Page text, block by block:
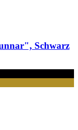
Schwarz